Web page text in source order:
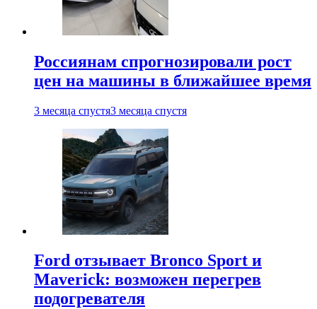
Россиянам спрогнозировали рост
цен на машины в ближайшее время
3 месяца спустя3 месяца спустя
Ford отзывает Bronco Sport и
Maverick: возможен перегрев
подогревателя